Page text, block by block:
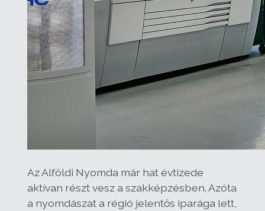
Az Alföldi Nyomda már hat évtizede
aktívan részt vesz a szakképzésben. Azóta
a nyomdászat a régió jelentős iparága lett,